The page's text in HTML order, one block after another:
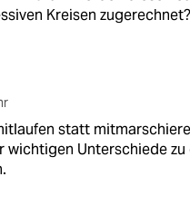
Kreisen zugerechnet?
statt
wichtigen Unterschiede zu